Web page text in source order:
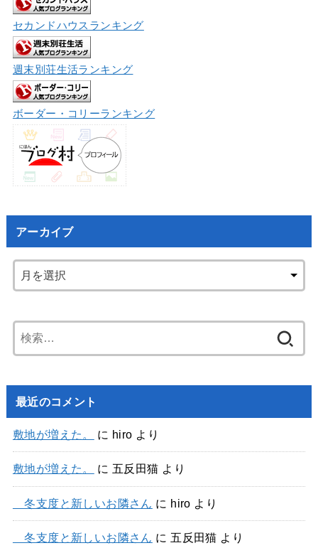
セカンドハウスランキング
週末別荘生活ランキング
ボーダー・コリーランキング
アーカイブ
索:
最近のコメント
敷地が増えた。 に hiro より
敷地が増えた。 に 五反田猫 より
冬支度と新しいお隣さん に hiro より
冬支度と新しいお隣さん に 五反田猫 より